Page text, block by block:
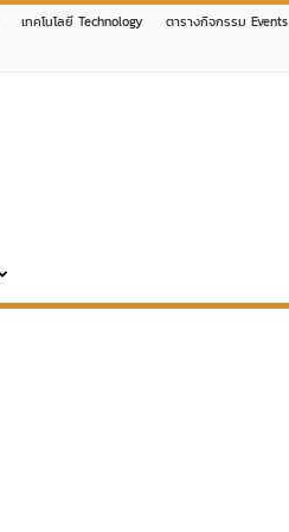
เทคโนโลยี Technology ตารางกิจกรรม Events